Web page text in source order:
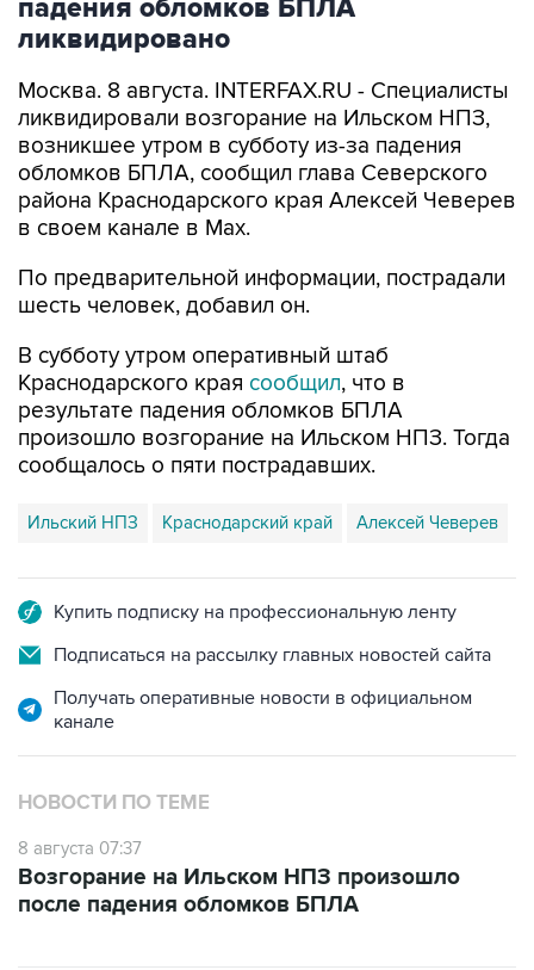
падения обломков БПЛА
ликвидировано
Москва. 8 августа. INTERFAX.RU - Специалисты
ликвидировали возгорание на Ильском НПЗ,
возникшее утром в субботу из-за падения
обломков БПЛА, сообщил глава Северского
района Краснодарского края Алексей Чеверев
в своем канале в Max.
По предварительной информации, пострадали
шесть человек, добавил он.
В субботу утром оперативный штаб
Краснодарского края сообщил, что в
результате падения обломков БПЛА
произошло возгорание на Ильском НПЗ. Тогда
сообщалось о пяти пострадавших.
Ильский НПЗ Краснодарский край Алексей Чеверев
Купить подписку на профессиональную ленту
Подписаться на рассылку главных новостей сайта
Получать оперативные новости в официальном
канале
НОВОСТИ ПО ТЕМЕ
8 августа 07:37
Возгорание на Ильском НПЗ произошло
после падения обломков БПЛА